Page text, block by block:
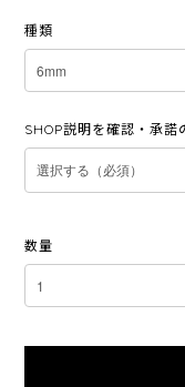
種類
SHOP説明を確認・承諾
数量